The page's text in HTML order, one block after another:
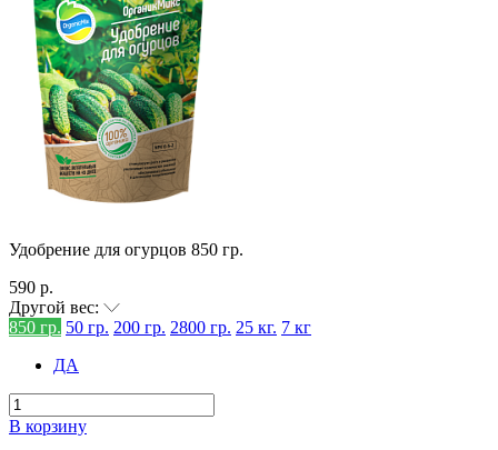
Удобрение для огурцов 850 гр.
590 р.
Другой вес:
850 гр. 50 гр. 200 гр. 2800 гр. 25 кг. 7 кг
ДА
В корзину